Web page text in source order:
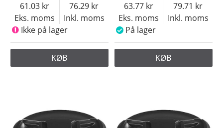
Eks. moms
61.03
Inkl. moms
76.29
Ikke på lager
KØB
Eks. moms
63.77
Inkl. moms
79.71
På lager
KØB